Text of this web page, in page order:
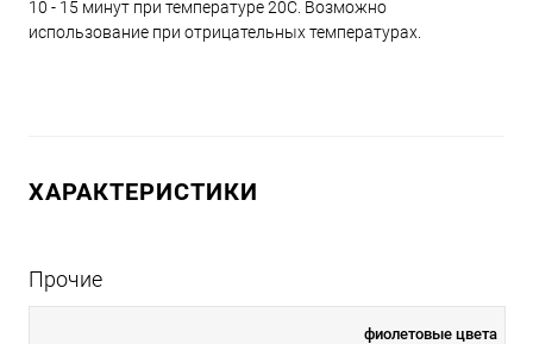
10 - 15 минут при температуре 20С. Возможно
использование при отрицательных температурах.
ХАРАКТЕРИСТИКИ
Прочие
фиолетовые цвета